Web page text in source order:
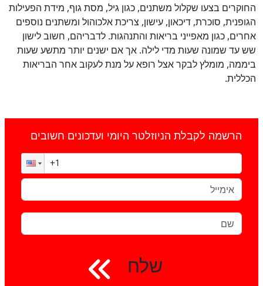
החוקרים בצעו שקלול משתנים, כגון גיל, מסת גוף, מידת הפעילות
הגופנית, סוכרת, דיכאון, עישון, צריכת אלכוהול ומשתנים נוספים
אחרים, כגון מאפייני בריאות והתנהגות. לדבריהם, חשוב לישון
שש עד שמונה שעות מדי לילה. אך אם ישנים יותר מתשע שעות
ביממה, מומלץ לבקר אצל רופא על מנת לעקוב אחר הבריאות
הכללית.
הרשמה לקבלת הניוזלטר היומי ועדכונים חשובים
שלח